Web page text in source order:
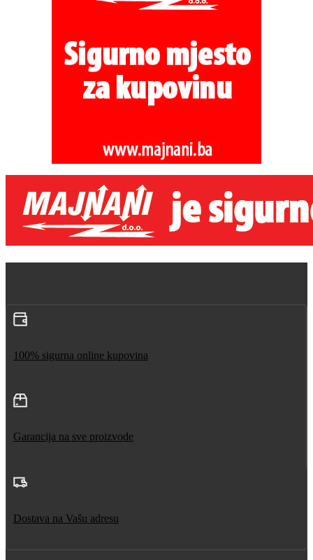
100% sigurna online kupovina
Garancija na sve proizvode
Dostava na Vašu adresu